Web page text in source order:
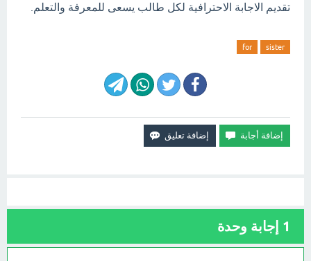
تقديم الاجابة الاحترافية لكل طالب يسعى للمعرفة والتعلم.
sister
for
1 إجابة وحدة